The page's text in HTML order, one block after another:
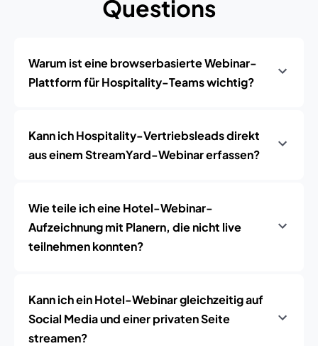
Questions
Warum ist eine browserbasierte Webinar-
Plattform für Hospitality-Teams wichtig?
Kann ich Hospitality-Vertriebsleads direkt
aus einem StreamYard-Webinar erfassen?
Wie teile ich eine Hotel-Webinar-
Aufzeichnung mit Planern, die nicht live
teilnehmen konnten?
Kann ich ein Hotel-Webinar gleichzeitig auf
Social Media und einer privaten Seite
streamen?